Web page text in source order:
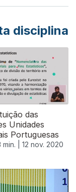
disciplina
das
Unidades
Portuguesas
min. | 12 nov. 2020